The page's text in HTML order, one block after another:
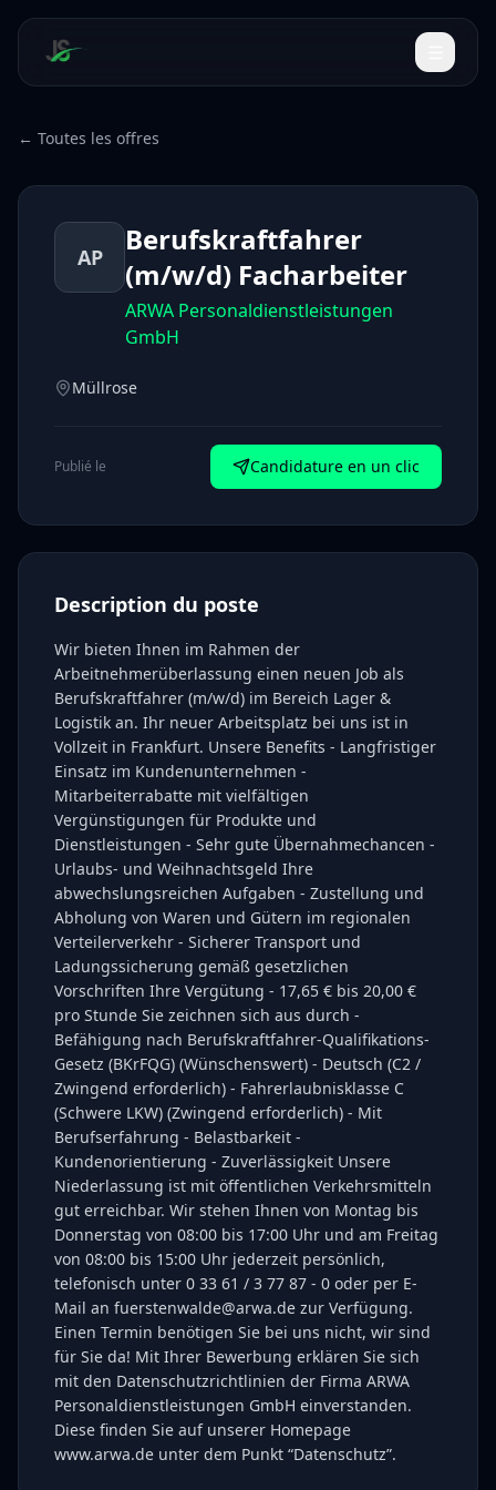
← Toutes les offres
AP
Berufskraftfahrer
(m/w/d) Facharbeiter
ARWA Personaldienstleistungen
GmbH
Müllrose
Publié le Candidature en un clic
Description du poste
Wir bieten Ihnen im Rahmen der
Arbeitnehmerüberlassung einen neuen Job als
Berufskraftfahrer (m/w/d) im Bereich Lager &
Logistik an. Ihr neuer Arbeitsplatz bei uns ist in
Vollzeit in Frankfurt. Unsere Benefits - Langfristiger
Einsatz im Kundenunternehmen -
Mitarbeiterrabatte mit vielfältigen
Vergünstigungen für Produkte und
Dienstleistungen - Sehr gute Übernahmechancen -
Urlaubs- und Weihnachtsgeld Ihre
abwechslungsreichen Aufgaben - Zustellung und
Abholung von Waren und Gütern im regionalen
Verteilerverkehr - Sicherer Transport und
Ladungssicherung gemäß gesetzlichen
Vorschriften Ihre Vergütung - 17,65 € bis 20,00 €
pro Stunde Sie zeichnen sich aus durch -
Befähigung nach Berufskraftfahrer-Qualifikations-
Gesetz (BKrFQG) (Wünschenswert) - Deutsch (C2 /
Zwingend erforderlich) - Fahrerlaubnisklasse C
(Schwere LKW) (Zwingend erforderlich) - Mit
Berufserfahrung - Belastbarkeit -
Kundenorientierung - Zuverlässigkeit Unsere
Niederlassung ist mit öffentlichen Verkehrsmitteln
gut erreichbar. Wir stehen Ihnen von Montag bis
Donnerstag von 08:00 bis 17:00 Uhr und am Freitag
von 08:00 bis 15:00 Uhr jederzeit persönlich,
telefonisch unter 0 33 61 / 3 77 87 - 0 oder per E-
Mail an fuerstenwalde@arwa.de zur Verfügung.
Einen Termin benötigen Sie bei uns nicht, wir sind
für Sie da! Mit Ihrer Bewerbung erklären Sie sich
mit den Datenschutzrichtlinien der Firma ARWA
Personaldienstleistungen GmbH einverstanden.
Diese finden Sie auf unserer Homepage
www.arwa.de unter dem Punkt “Datenschutz”.